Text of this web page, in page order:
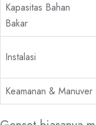
Kapasitas Bahan
Bakar
Instalasi
Keamanan & Manuver